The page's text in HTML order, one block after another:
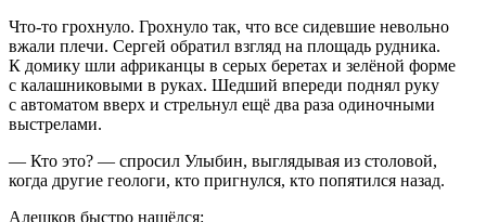
Что-то грохнуло. Грохнуло так, что все сидевшие невольно
вжали плечи. Сергей обратил взгляд на площадь рудника.
К домику шли африканцы в серых беретах и зелёной форме
с калашниковыми в руках. Шедший впереди поднял руку
с автоматом вверх и стрельнул ещё два раза одиночными
выстрелами.
— Кто это? — спросил Улыбин, выглядывая из столовой,
когда другие геологи, кто пригнулся, кто попятился назад.
Алешков быстро нашёлся: